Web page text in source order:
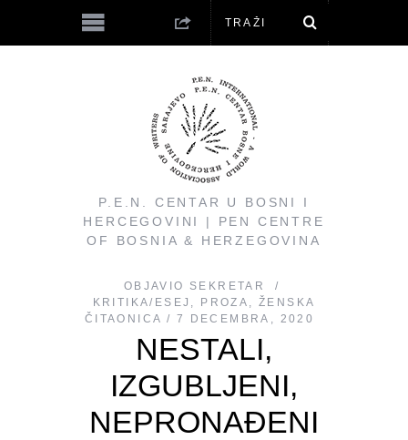
P.E.N. CENTAR U BOSNI I
HERCEGOVINI | PEN CENTRE
OF BOSNIA & HERZEGOVINA
OBJAVIO
SEKRETAR
KRITIKA/ESEJ , PROZA ,ŽENSKA
ČITAONICA
7 DECEMBRA, 2020
NESTALI,
IZGUBLJENI,
NEPRONAĐENI